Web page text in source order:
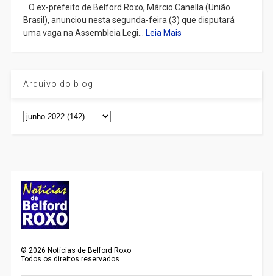
​ O ex-prefeito de Belford Roxo, Márcio Canella (União
Brasil), anunciou nesta segunda-feira (3) que disputará
uma vaga na Assembleia Legi... Leia Mais
Arquivo do blog
©2026 Notícias de Belford Roxo
Todos os direitos reservados.